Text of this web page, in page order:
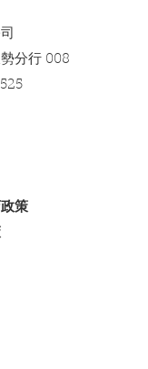
分行 008
策